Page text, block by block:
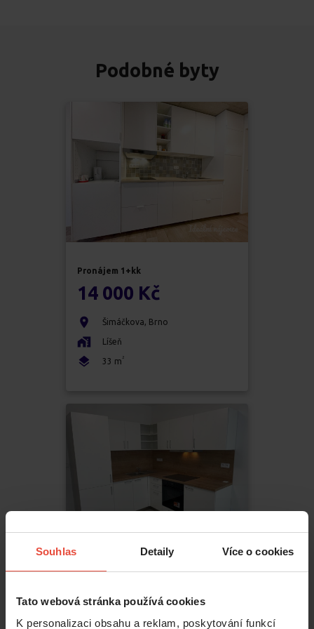
Souhlas Detaily Více o cookies
Tato webová stránka používá cookies
K personalizaci obsahu a reklam, poskytování funkcí
Podobné byty
Pronájem 1+kk
14 000 Kč
Šimáčkova, Brno
Líšeň
33 m 2
Pronájem1+kk
14 900 Kč
Francouzská ,Brno